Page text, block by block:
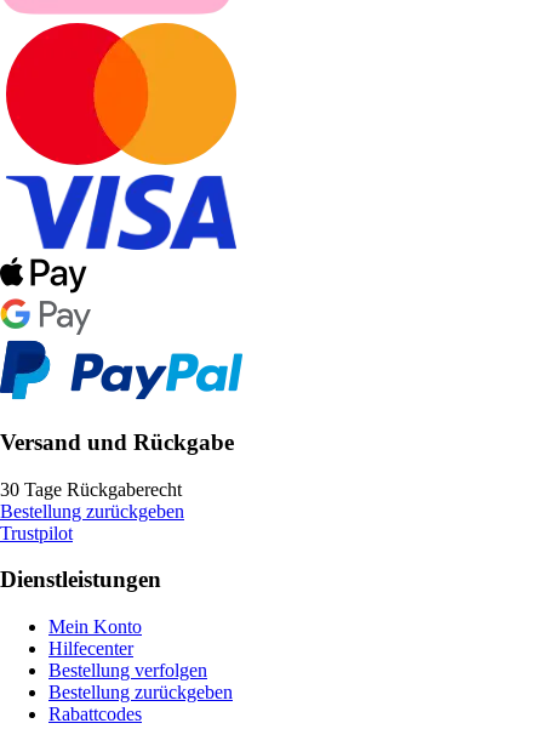
Versand und Rückgabe
30 Tage Rückgaberecht
Bestellung zurückgeben
Trustpilot
Dienstleistungen
Mein Konto
Hilfecenter
Bestellung verfolgen
Bestellung zurückgeben
Rabattcodes